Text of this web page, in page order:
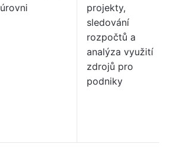
úrovni
projekty,
sledování
rozpočtů a
analýza využití
zdrojů pro
podniky